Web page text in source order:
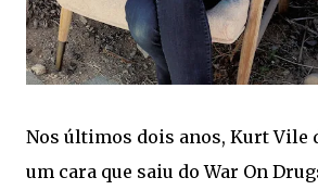
Nos últimos dois anos, Kurt Vile
um cara que saiu do War On